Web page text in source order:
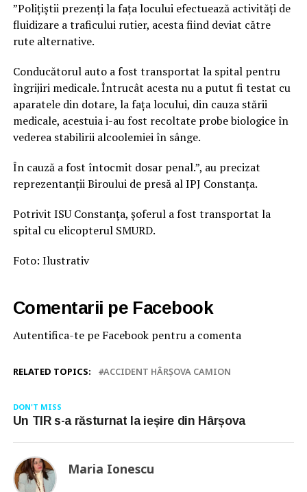
”Polițiștii prezenți la fața locului efectuează activități de
fluidizare a traficului rutier, acesta fiind deviat către
rute alternative.
Conducătorul auto a fost transportat la spital pentru
îngrijiri medicale. Întrucât acesta nu a putut fi testat cu
aparatele din dotare, la fața locului, din cauza stării
medicale, acestuia i-au fost recoltate probe biologice în
vederea stabilirii alcoolemiei în sânge.
În cauză a fost întocmit dosar penal.”, au precizat
reprezentanții Biroului de presă al IPJ Constanța.
Potrivit ISU Constanța, șoferul a fost transportat la
spital cu elicopterul SMURD.
Foto: Ilustrativ
Comentarii pe Facebook
Autentifica-te pe Facebook pentru a comenta
RELATED TOPICS: ACCIDENT HÂRȘOVA CAMION
DON'T MISS
Un TIR s-a răsturnat la ieșire din Hârșova
Maria Ionescu